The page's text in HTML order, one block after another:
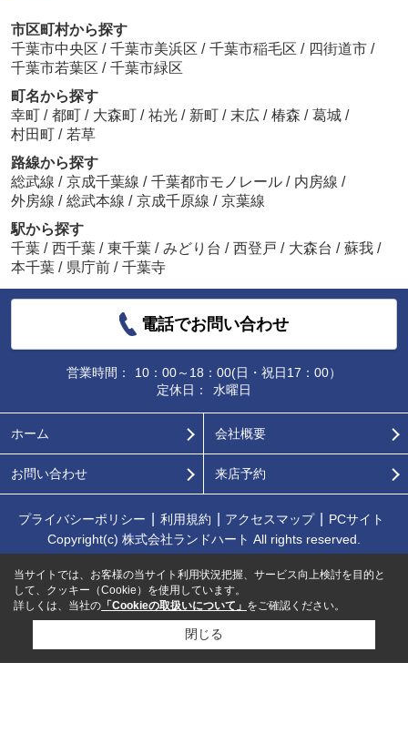
市区町村から探す
千葉市中央区 / 千葉市美浜区 / 千葉市稲毛区 / 四街道市 /
千葉市若葉区 / 千葉市緑区
町名から探す
幸町 / 都町 / 大森町 / 祐光 / 新町 / 末広 / 椿森 / 葛城 /
村田町 / 若草
路線から探す
総武線 / 京成千葉線 / 千葉都市モノレール / 内房線 /
外房線 / 総武本線 / 京成千原線 / 京葉線
駅から探す
千葉 / 西千葉 / 東千葉 / みどり台 / 西登戸 / 大森台 / 蘇我 /
本千葉 / 県庁前 / 千葉寺
電話でお問い合わせ
営業時間：
10：00～18：00(日・祝日17：00）
定休日：
水曜日
ホーム 会社概要
お問い合わせ 来店予約
プライバシーポリシー 利用規約 アクセスマップ
PCサイト
Copyright(c) 株式会社ランドハート All rights reserved.
当サイトでは、お客様の当サイト利用状況把握、サービス向上検討を目的と
して、クッキー（Cookie）を使用しています。
詳しくは、当社の 「Cookieの取扱いについて」 をご確認ください。
閉じる